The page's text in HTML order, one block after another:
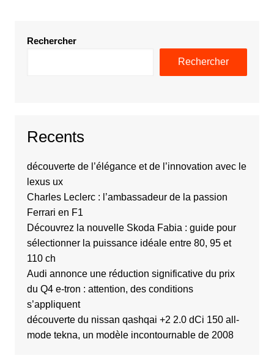
Rechercher
Rechercher
Recents
découverte de l’élégance et de l’innovation avec le
lexus ux
Charles Leclerc : l’ambassadeur de la passion
Ferrari en F1
Découvrez la nouvelle Skoda Fabia : guide pour
sélectionner la puissance idéale entre 80, 95 et
110 ch
Audi annonce une réduction significative du prix
du Q4 e-tron : attention, des conditions
s’appliquent
découverte du nissan qashqai +2 2.0 dCi 150 all-
mode tekna, un modèle incontournable de 2008